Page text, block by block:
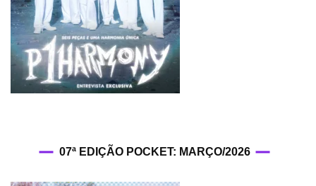
07ª EDIÇÃO POCKET: MARÇO/2026